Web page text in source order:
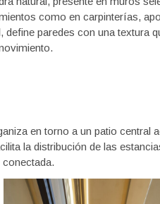
como en carpinterías,
define paredes con una textura
en torno a un patio central
la distribución de las